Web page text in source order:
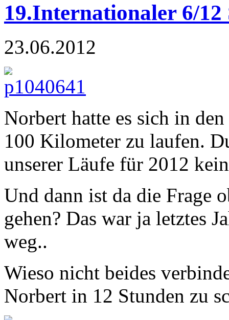
19.Internationaler 6/
23.06.2012
Norbert hatte es sich in
100 Kilometer zu laufen.
unserer Läufe für 2012
Und dann ist da die Frage
gehen? Das war ja letztes
weg..
Wieso nicht beides
Norbert in 12 Stunden zu